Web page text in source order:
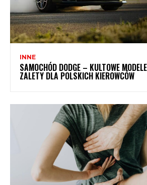
INNE
SAMOCHÓD DODGE – KULTOWE
ZALETY DLA POLSKICH KIEROWCÓW